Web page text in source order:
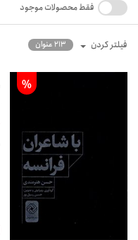
فقط محصولات موجود
فیلتر کردن 213 عنوان
%